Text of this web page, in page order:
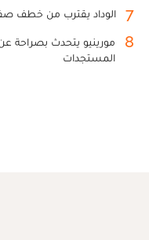
7 الوداد يقترب من خطف
8
مورينيو يتحدث بصراحة
المستجدات